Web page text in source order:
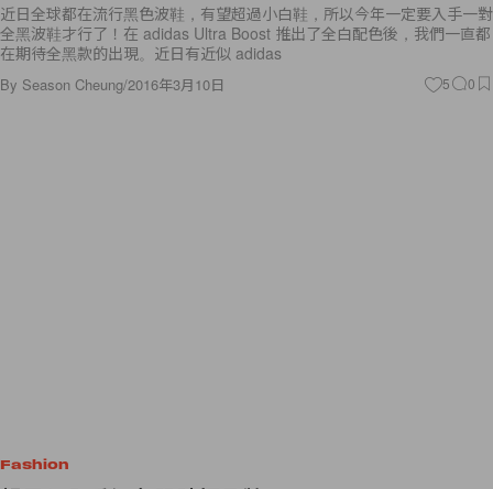
近日全球都在流行黑色波鞋，有望超過小白鞋，所以今年一定要入手一對
全黑波鞋才行了！在 adidas Ultra Boost 推出了全白配色後，我們一直都
在期待全黑款的出現。近日有近似 adidas
By Season Cheung/2016年3月10日 5 0
Fashion